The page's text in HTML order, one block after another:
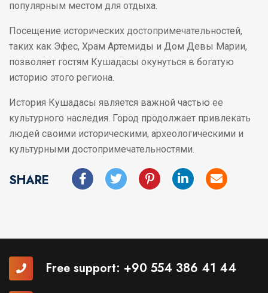
популярным местом для отдыха.
Посещение исторических достопримечательностей,
таких как Эфес, Храм Артемиды и Дом Девы Марии,
позволяет гостям Кушадасы окунуться в богатую
историю этого региона.
История Кушадасы является важной частью ее
культурного наследия. Город продолжает привлекать
людей своими историческими, археологическими и
культурными достопримечательностями.
SHARE
Free support: +90 554 386 41 44